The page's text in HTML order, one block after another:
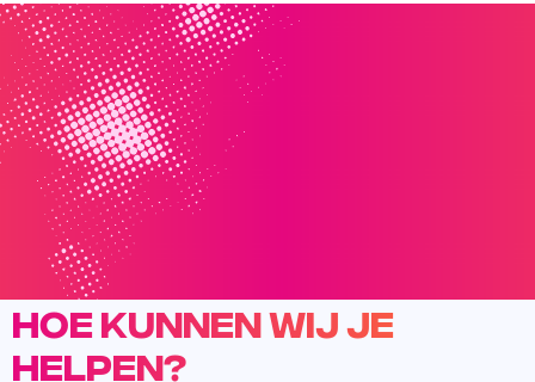
Hoe kunnen wij je
helpen?